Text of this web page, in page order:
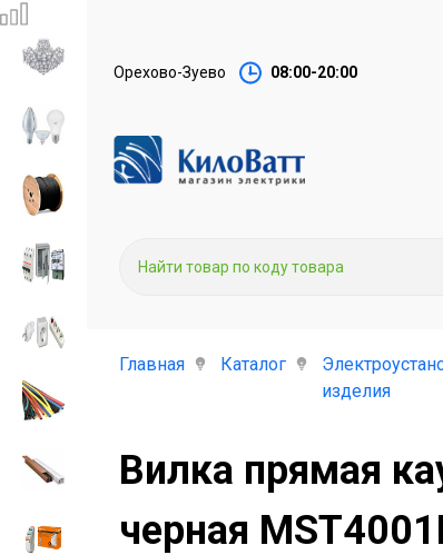
Орехово-Зуево 08:00-20:00
Главная Каталог
изделия
Вилка прямая
черная